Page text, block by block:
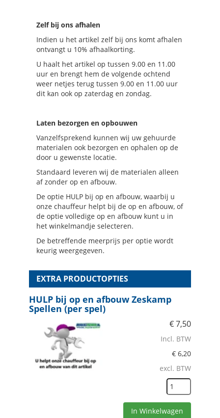
Zelf bij ons afhalen
Indien u het artikel zelf bij ons komt afhalen
ontvangt u 10% afhaalkorting.
U haalt het artikel op tussen 9.00 en 11.00
uur en brengt hem de volgende ochtend
weer netjes terug tussen 9.00 en 11.00 uur
dit kan ook op zaterdag en zondag.
Laten bezorgen en opbouwen
Vanzelfsprekend kunnen wij uw gehuurde
materialen ook bezorgen en ophalen op de
door u gewenste locatie.
Standaard leveren wij de materialen alleen
af zonder op en afbouw.
De optie HULP bij op en afbouw, waarbij u
onze chauffeur helpt bij de op en afbouw, of
de optie volledige op en afbouw kunt u in
het winkelmandje selecteren.
De betreffende meerprijs per optie wordt
keurig weergegeven.
EXTRA PRODUCTOPTIES
HULP bij op en afbouw Zeskamp
Spellen (per spel)
€7,50
Incl. BTW
€ 6,20
excl. BTW
In Winkelwagen